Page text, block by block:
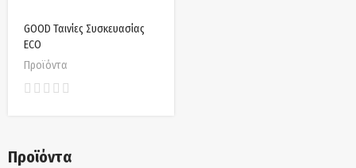
GOOD Ταινίες Συσκευασίας
ECO
Προϊόντα
Προϊόντα